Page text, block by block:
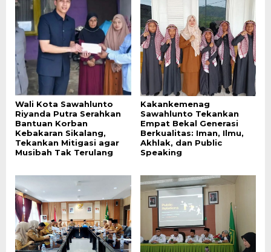
Wali Kota Sawahlunto
Riyanda Putra Serahkan
Bantuan Korban
Kebakaran Sikalang,
Tekankan Mitigasi agar
Musibah Tak Terulang
Kakankemenag
Sawahlunto Tekankan
Empat Bekal Generasi
Berkualitas: Iman, Ilmu,
Akhlak, dan Public
Speaking